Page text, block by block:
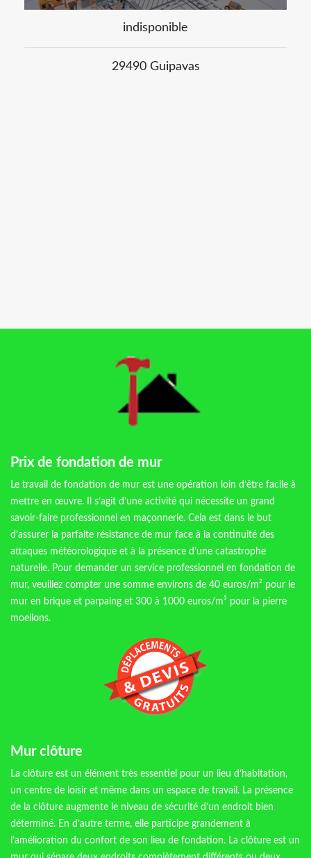
indisponible
29490 Guipavas
Prix de fondation de mur
Le travail de fondation de mur est une opération loin d’être facile à
mettre en œuvre. Il s’agit d’une activité qui nécessite un grand
savoir-faire professionnel en maçonnerie. Cela est dans le but
d’assurer la parfaite résistance de mur face à la continuité des
attaques météorologique et à la présence d’une catastrophe
naturelle. Pour demander un service professionnel en fondation de
mur, veuillez compter une somme environs de 40 euros/m² pour le
mur en brique et parpaing et 300 à 1000 euros/m³ pour la pierre
moellons.
Mur clôture
La clôture est un élément très essentiel pour un lieu d’habitation,
un centre de loisir et même dans un espace de travail. La présence
de la clôture augmente le niveau de sécurité d’un endroit bien
déterminé. En d’autre terme, elle participe grandement à
l’amélioration du confort de son lieu de fondation. La clôture est un